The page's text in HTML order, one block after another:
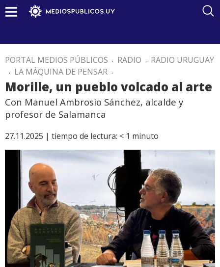
PORTAL MEDIOS PÚBLICOS . RADIO . RADIO URUGUAY
. LA MÁQUINA DE PENSAR .
Morille, un pueblo volcado al arte
Con Manuel Ambrosio Sánchez, alcalde y
profesor de Salamanca
27.11.2025 | tiempo de lectura: < 1 minuto